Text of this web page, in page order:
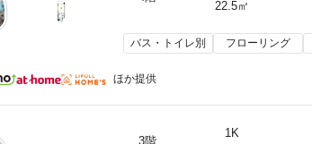
22.5㎡
バス・トイレ別 フローリング
ほか提供
3階
1K